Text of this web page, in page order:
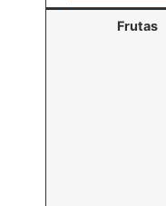
Frutas